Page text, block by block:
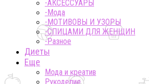
-AКСЕССУАРЫ
-Мода
-МОТИВОВЫ И УЗОРЫ
-СПИЦАМИ ДЛЯ ЖЕНЩИН
-Разное
Диеты
Еще
Мода и креатив
Рукоделие